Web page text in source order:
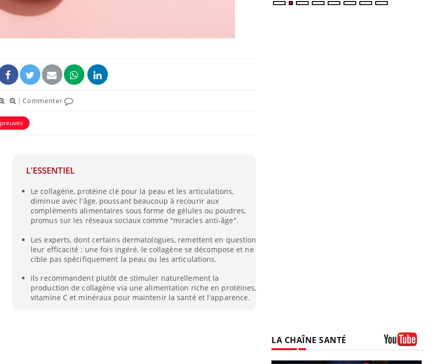
|Commenter
preuves
L'ESSENTIEL
Le collagène, protéine clé pour la peau et les articulations,
diminue avec l'âge, poussant beaucoup à recourir aux
compléments alimentaires sous forme de gélules ou poudres,
promus sur les réseaux sociaux comme "miracles anti-âge".
Les experts, dont certains dermatologues, remettent en question
leur efficacité : une fois ingéré, le collagène se décompose et ne
cible pas spécifiquement la peau ou les articulations.
Ils recommandent plutôt de stimuler naturellement la
production de collagène via une alimentation riche en protéines,
vitamine C et minéraux pour maintenir la santé et l'apparence.
LA CHAÎNE SANTÉ